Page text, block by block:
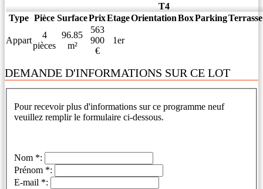
T4
Type Pièce SurfacePrixEtageOrientationBoxParkingTerrasse
Appart
4
pièces
96.85
m²
563
900
€
1er
DEMANDE D'INFORMATIONS SUR CE LOT
Pour recevoir plus d'informations sur ce programme neuf
veuillez remplir le formulaire ci-dessous.
Nom *:
Prénom *:
E-mail *: